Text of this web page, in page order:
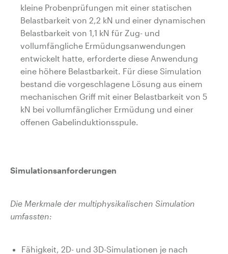
kleine Probenprüfungen mit einer statischen
Belastbarkeit von 2,2 kN und einer dynamischen
Belastbarkeit von 1,1 kN für Zug- und
vollumfängliche Ermüdungsanwendungen
entwickelt hatte, erforderte diese Anwendung
eine höhere Belastbarkeit. Für diese Simulation
bestand die vorgeschlagene Lösung aus einem
mechanischen Griff mit einer Belastbarkeit von 5
kN bei vollumfänglicher Ermüdung und einer
offenen Gabelinduktionsspule.
Simulationsanforderungen
Die Merkmale der multiphysikalischen Simulation
umfassten:
Fähigkeit, 2D- und 3D-Simulationen je nach